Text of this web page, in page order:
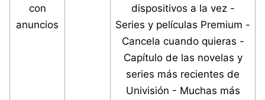
con
anuncios
dispositivos a la vez -
Series y películas Premium -
Cancela cuando quieras -
Capítulo de las novelas y
series más recientes de
Univisión - Muchas más